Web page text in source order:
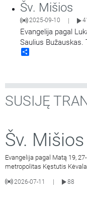
Šv. Mišios
2025-09-10
Evangelija pagal
Saulius Bužauskas.
Didieji Švč.
SUSIJĘ
Šv. Mišios
Evangelija pagal Matą 19,
metropolitas Kęstutis
2026-07-11
88